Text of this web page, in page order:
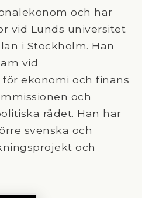
och har
vid Lunds universitet
i Stockholm. Han
vid
ekonomi och finans
och
rådet. Han har
svenska och
och